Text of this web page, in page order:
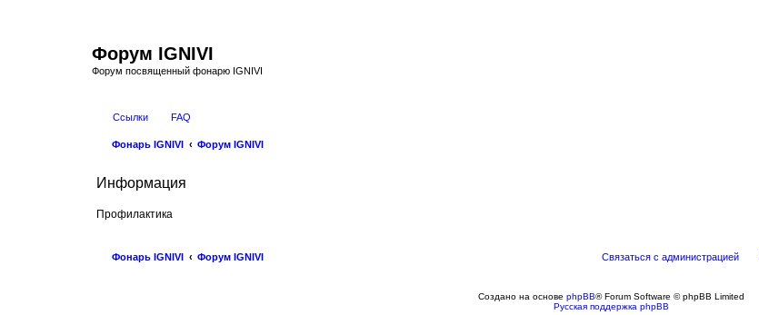
Форум IGNIVI
Форум посвященный фонарю IGNIVI
Ссылки FAQ
Фонарь IGNIVI Форум IGNIVI
Информация
Профилактика
Фонарь IGNIVI Форум IGNIVI Связаться с администрацией
Создано на основе phpBB® Forum Software © phpBB Limited
Русская поддержка phpBB